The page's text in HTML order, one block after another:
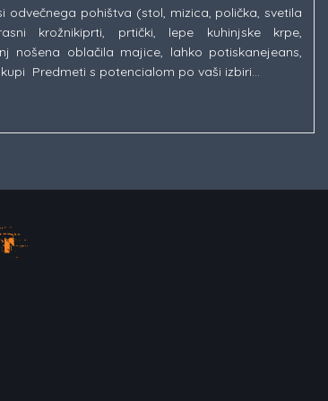
odvečnega pohištva (stol, mizica, polička, svetila
krožnikiprti, prtički, lepe kuhinjske krpe,
nošena oblačila majice, lahko potiskanejeans,
Predmeti s potencialom po vaši izbiri…